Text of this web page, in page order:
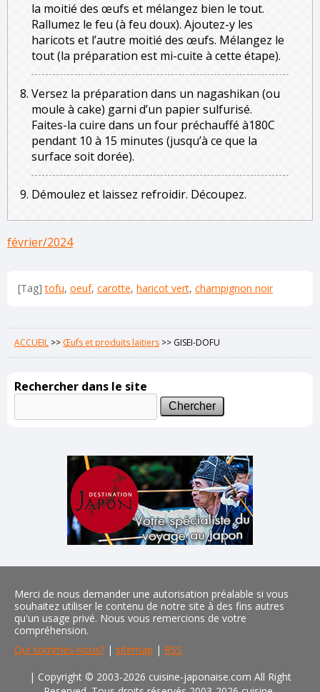
la moitié des œufs et mélangez bien le tout.
Rallumez le feu (à feu doux). Ajoutez-y les
haricots et l’autre moitié des œufs. Mélangez le
tout (la préparation est mi-cuite à cette étape).
Versez la préparation dans un nagashikan (ou
moule à cake) garni d’un papier sulfurisé.
Faites-la cuire dans un four préchauffé à180C
pendant 10 à 15 minutes (jusqu’à ce que la
surface soit dorée).
Démoulez et laissez refroidir. Découpez.
février/2024
[Tag]tofu, oeuf, carotte, haricot vert, champignon noir
ACCUEIL >> Œufs et produits laitiers >> GISEI-DOFU
Rechercher dans le site
Merci de nous demander une autorisation préalable si vous
souhaitez utiliser le contenu de notre site à des fins autres
qu'un usage privé. Nous vous remercions de votre
compréhension.
Qui sommes-nous? | sitemap | RSS
| Copyright © 2003-2026 cuisine-japonaise.com All Right